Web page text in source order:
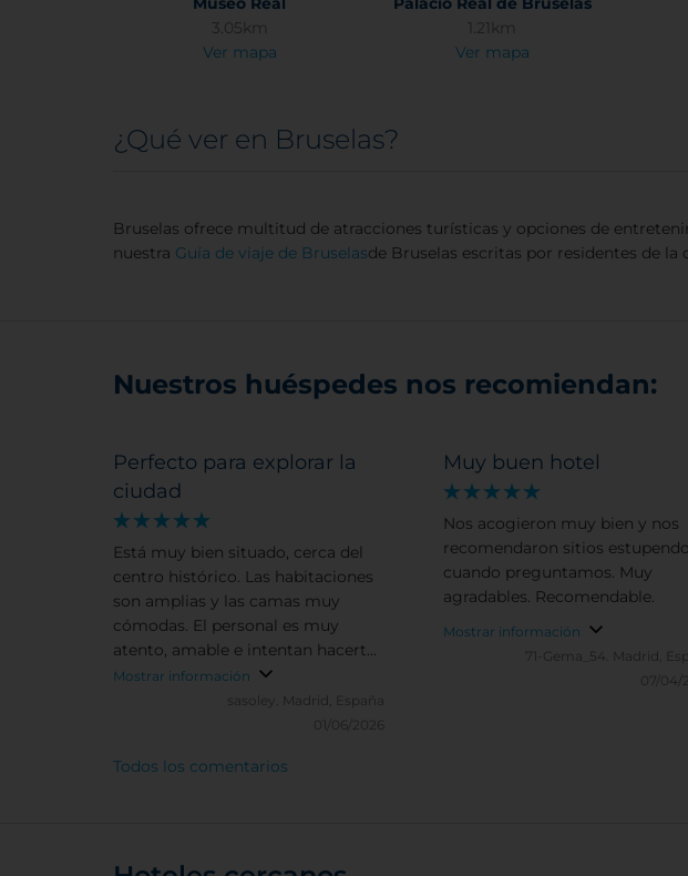
3.05km
Ver mapa
1.21km
Ver mapa
¿Qué ver en Bruselas?
Bruselas ofrece multitud de atracciones turísticas y opciones de
nuestra Guía de viaje de Bruselasde Bruselas escritas por residentes de la
Nuestros huéspedes nos recomiendan:
Perfecto para explorar la
ciudad
Está muy bien situado, cerca del
centro histórico. Las habitaciones
son amplias y las camas muy
cómodas. El personal es muy
atento, amable e intentan hacerte
la estancia lo más agradable
Mostrar información
sasoley.
Madrid, España
01/06/2026
Muy buen hotel
Nos acogieron muy bien y nos
recomendaron sitios
cuando preguntamos. Muy
agradables. Recomendable.
Mostrar información
71-Gema_54.
Madrid,
07/04/
Todos los comentarios